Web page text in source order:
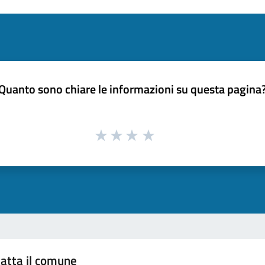
sono chiare le informazioni su questa
il comune